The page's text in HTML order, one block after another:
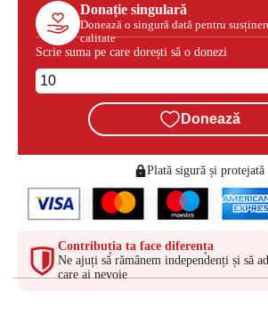
Donație singulară
Donează o singură dată pentru
calitate
Scrie suma pe care dorești să o donezi
Donează
Plată sigură și protejată
Contribuția ta face diferența
Ne ajuți să rămânem independenți și să
care ai nevoie